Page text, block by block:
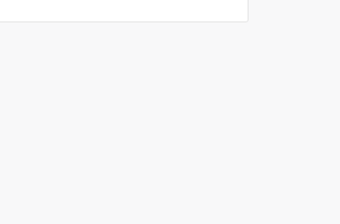
錄等，做為我們增進網站服務的